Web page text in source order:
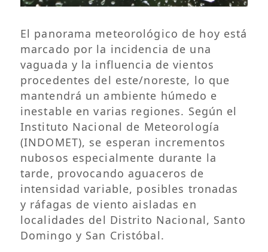
El panorama meteorológico de hoy está
marcado por la incidencia de una
vaguada y la influencia de vientos
procedentes del este/noreste, lo que
mantendrá un ambiente húmedo e
inestable en varias regiones. Según el
Instituto Nacional de Meteorología
(INDOMET), se esperan incrementos
nubosos especialmente durante la
tarde, provocando aguaceros de
intensidad variable, posibles tronadas
y ráfagas de viento aisladas en
localidades del Distrito Nacional, Santo
Domingo y San Cristóbal.